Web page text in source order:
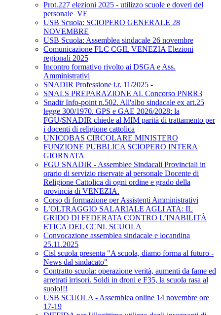
Prot.227 elezioni 2025 - utilizzo scuole e doveri del
personale_VE
USB Scuola: SCIOPERO GENERALE 28
NOVEMBRE
USB Scuola: Assemblea sindacale 26 novembre
Comunicazione FLC CGIL VENEZIA Elezioni
regionali 2025
Incontro formativo rivolto ai DSGA e Ass.
Amministrativi
SNADIR Professione i.r. 11/2025 -
SNALS PREPARAZIONE AL Concorso PNRR3
Snadir Info-point n.502. All'albo sindacale ex art.25
legge 300/1970. GPS e GAE 2026/2028: la
FGU/SNADIR chiede al MIM parità di trattamento per
i docenti di religione cattolica
UNICOBAS CIRCOLARE MINISTERO
FUNZIONE PUBBLICA SCIOPERO INTERA
GIORNATA
FGU SNADIR - Assemblee Sindacali Provinciali in
orario di servizio riservate al personale Docente di
Religione Cattolica di ogni ordine e grado della
provincia di VENEZIA.
Corso di formazione per Assistenti Amministrativi
L’OLTRAGGIO SALARIALE AGLI ATA: IL
GRIDO DI FEDERATA CONTRO L’INABILITÀ
ETICA DEL CCNL SCUOLA
Convocazione assemblea sindacale e locandina
25.11.2025
Cisl scuola presenta "A scuola, diamo forma al futuro -
News dal sindacato"
Contratto scuola: operazione verità, aumenti da fame ed
arretrati irrisori. Soldi in droni e F35, la scuola rasa al
suolo!!!
USB SCUOLA - Assemblea online 14 novembre ore
17-19